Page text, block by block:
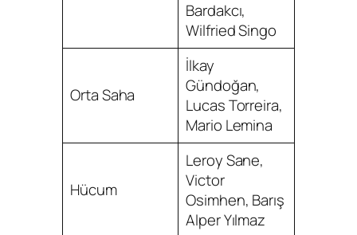
Bardakcı,
Wilfried Singo
Orta Saha
İlkay
Gündoğan,
Lucas Torreira,
Mario Lemina
Hücum
Leroy Sane,
Victor
Osimhen, Barış
Alper Yılmaz